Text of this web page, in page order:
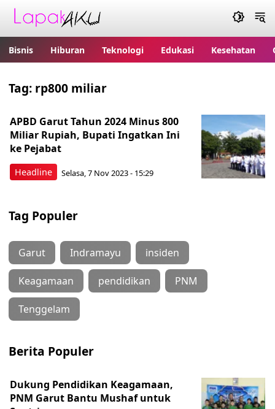
Bisnis Hiburan Teknologi Edukasi Kesehatan
Tag: rp800 miliar
Headline
APBD Garut Tahun 2024 Minus 800
Miliar Rupiah, Bupati Ingatkan Ini
ke Pejabat
Selasa, 7 Nov 2023 - 15:29
Tag Populer
Garut Indramayu insiden
Keagamaan pendidikan PNM
Tenggelam
Berita Populer
Dukung Pendidikan Keagamaan,
PNM Garut Bantu Mushaf untuk